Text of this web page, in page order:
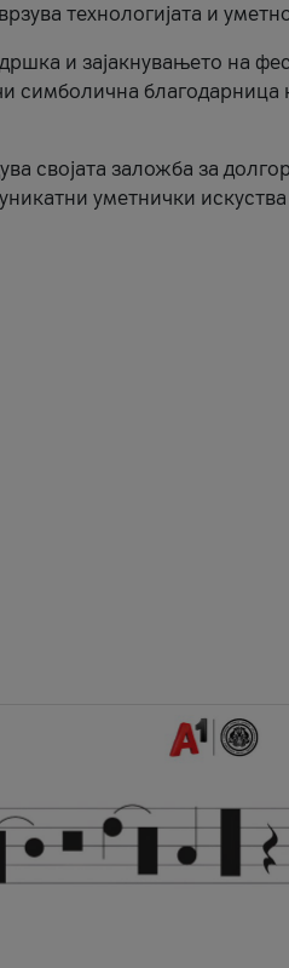
технологијата и
и зајакнувањето на
симболична
својата заложба за
уметнички